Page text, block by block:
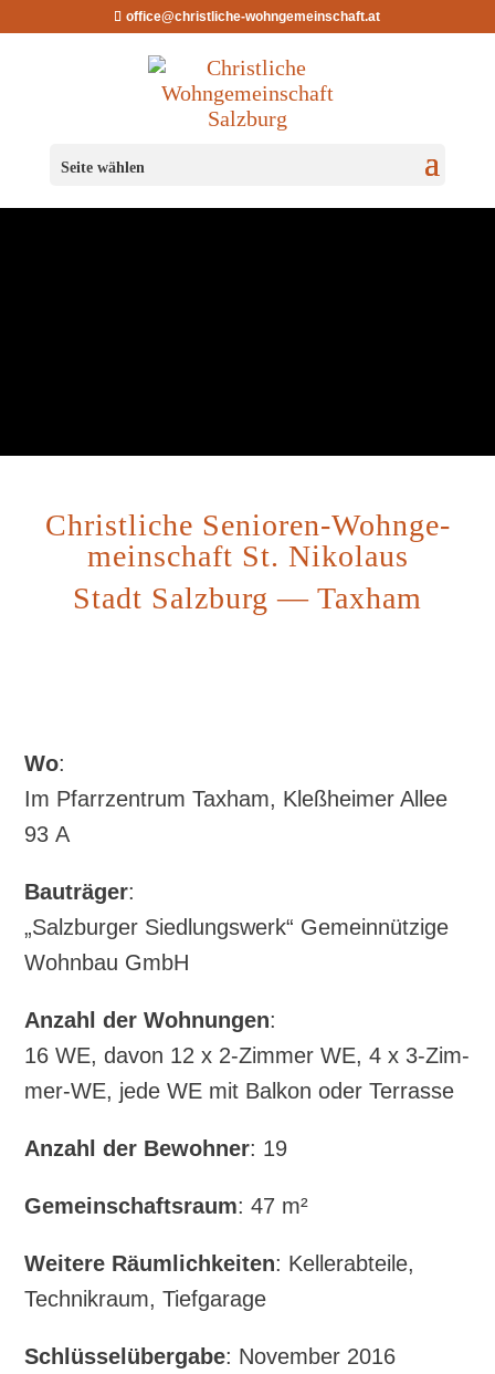
office@christliche-wohngemeinschaft.at
Seite wählen
CHRIST­LI­CHE
Christ­li­che Senio­ren-Wohn­ge­
mein­schaft St. Nikolaus
Stadt Salz­burg — Taxham
Wo:
Im Pfarr­zen­trum Tax­ham, Kleß­hei­mer Allee
93 A
Bau­trä­ger:
„Salz­bur­ger Sied­lungs­werk“ Gemein­nüt­zi­ge
Wohn­bau GmbH
Anzahl der Woh­nun­gen:
16 WE, davon 12 x 2‑Zimmer WE, 4 x 3‑Zim­
mer-WE, jede WE mit Bal­kon oder Terrasse
Anzahl der Bewoh­ner: 19
Gemein­schafts­raum: 47 m²
Wei­te­re Räum­lich­kei­ten: Kel­ler­ab­tei­le,
Tech­nik­raum, Tiefgarage
Schlüs­sel­über­ga­be: Novem­ber 2016